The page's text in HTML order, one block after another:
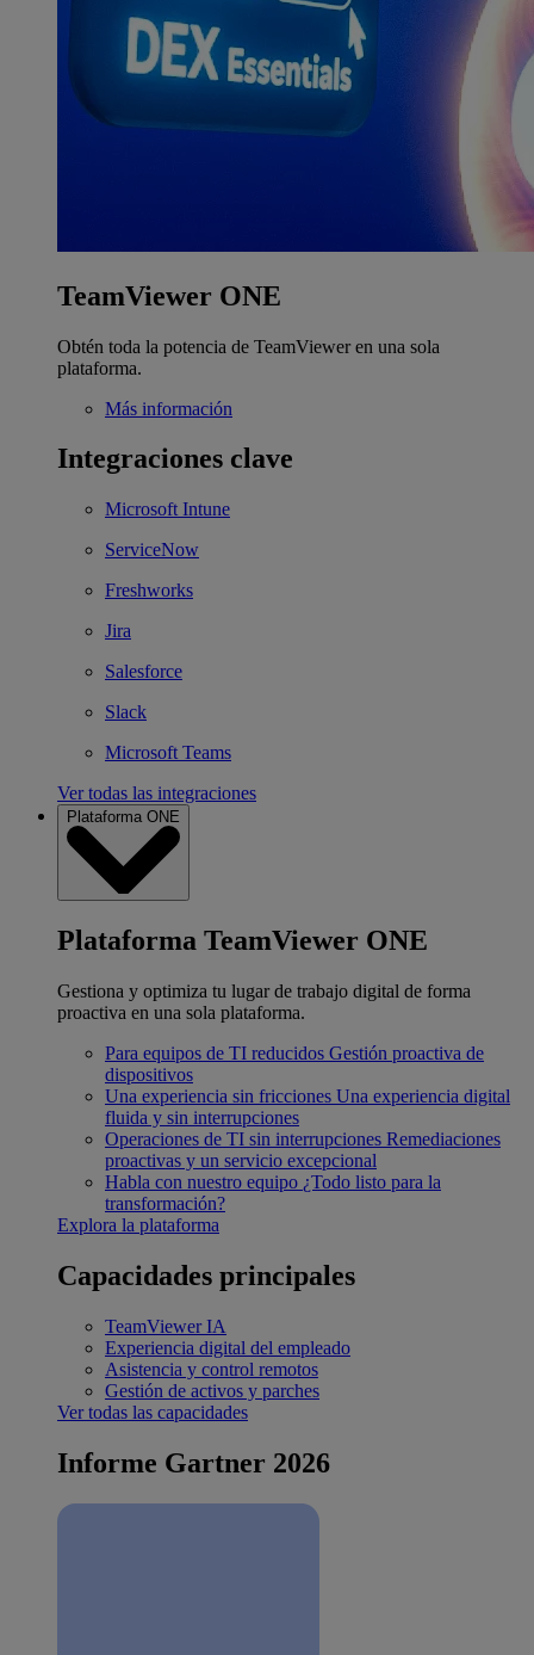
TeamViewer ONE
Obtén toda la potencia de TeamViewer en una sola
plataforma.
Más información
Integraciones clave
Microsoft Intune
ServiceNow
Freshworks
Jira
Salesforce
Slack
Microsoft Teams
Ver todas las integraciones
Plataforma ONE
Plataforma TeamViewer ONE
Gestiona y optimiza tu lugar de trabajo digital de forma
proactiva en una sola plataforma.
Para equipos de TI reducidos Gestión proactiva de
dispositivos
Una experiencia sin fricciones Una experiencia digital
fluida y sin interrupciones
Operaciones de TI sin interrupciones Remediaciones
proactivas y un servicio excepcional
Habla con nuestro equipo ¿Todo listo para la
transformación?
Explora la plataforma
Capacidades principales
TeamViewer IA
Experiencia digital del empleado
Asistencia y control remotos
Gestión de activos y parches
Ver todas las capacidades
Informe Gartner 2026